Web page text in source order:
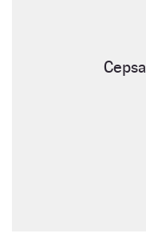
Cepsa